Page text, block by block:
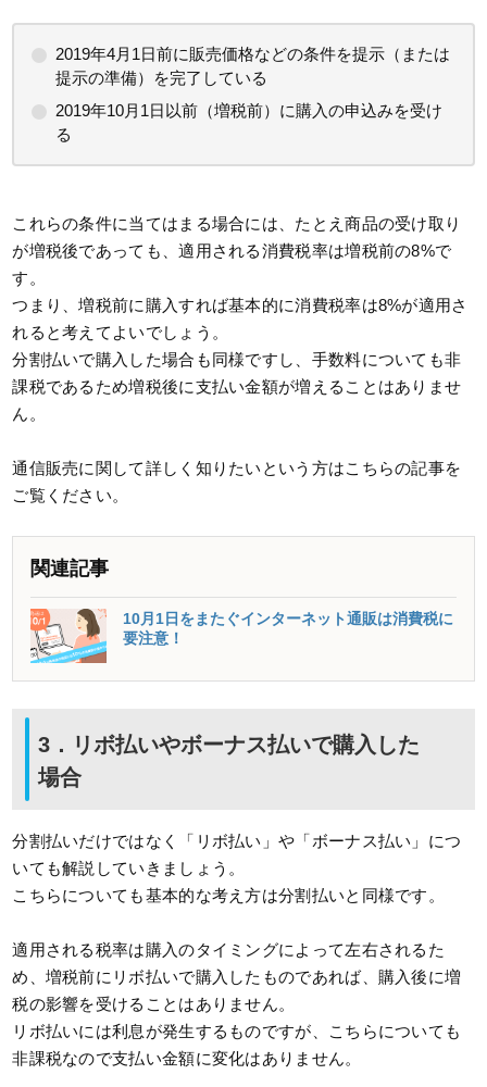
2019年4月1日前に販売価格などの条件を提示（または
提示の準備）を完了している
2019年10月1日以前（増税前）に購入の申込みを受け
る
これらの条件に当てはまる場合には、たとえ商品の受け取り
が増税後であっても、適用される消費税率は増税前の8%で
す。
つまり、増税前に購入すれば基本的に消費税率は8%が適用さ
れると考えてよいでしょう。
分割払いで購入した場合も同様ですし、手数料についても非
課税であるため増税後に支払い金額が増えることはありませ
ん。
通信販売に関して詳しく知りたいという方はこちらの記事を
ご覧ください。
関連記事
10月1日をまたぐインターネット通販は消費税に
要注意！
3．リボ払いやボーナス払いで購入した
場合
分割払いだけではなく「リボ払い」や「ボーナス払い」につ
いても解説していきましょう。
こちらについても基本的な考え方は分割払いと同様です。
適用される税率は購入のタイミングによって左右されるた
め、増税前にリボ払いで購入したものであれば、購入後に増
税の影響を受けることはありません。
リボ払いには利息が発生するものですが、こちらについても
非課税なので支払い金額に変化はありません。